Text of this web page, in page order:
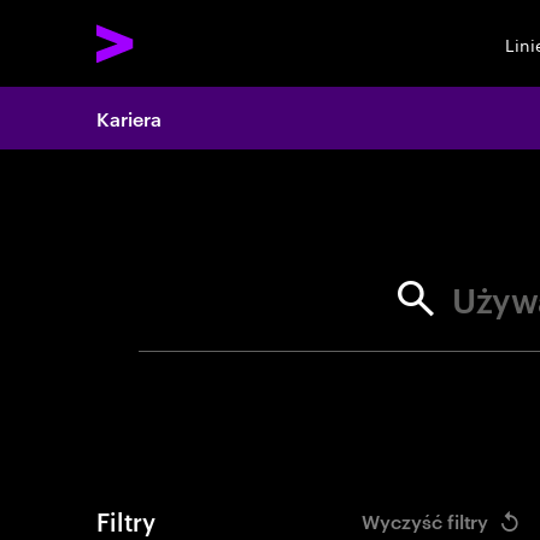
Search
Kariera
Filtry Wyczyść filtry